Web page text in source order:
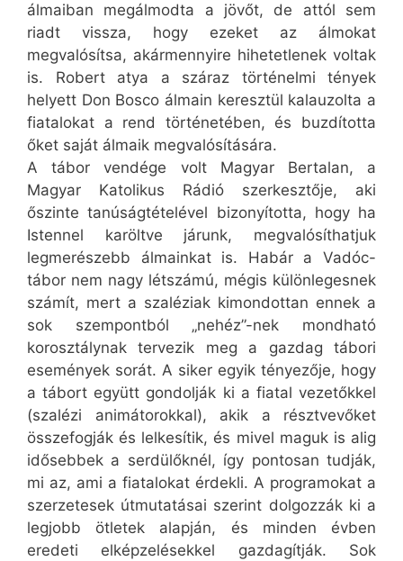
álmaiban megálmodta a jövőt, de attól sem
riadt vissza, hogy ezeket az álmokat
megvalósítsa, akármennyire hihetetlenek voltak
is. Robert atya a száraz történelmi tények
helyett Don Bosco álmain keresztül kalauzolta a
fiatalokat a rend történetében, és buzdította
őket saját álmaik megvalósítására.
A tábor vendége volt Magyar Bertalan, a
Magyar Katolikus Rádió szerkesztője, aki
őszinte tanúságtételével bizonyította, hogy ha
Istennel karöltve járunk, megvalósíthatjuk
legmerészebb álmainkat is. Habár a Vadóc-
tábor nem nagy létszámú, mégis különlegesnek
számít, mert a szaléziak kimondottan ennek a
sok szempontból „nehéz”-nek mondható
korosztálynak tervezik meg a gazdag tábori
események sorát. A siker egyik tényezője, hogy
a tábort együtt gondolják ki a fiatal vezetőkkel
(szalézi animátorokkal), akik a résztvevőket
összefogják és lelkesítik, és mivel maguk is alig
idősebbek a serdülőknél, így pontosan tudják,
mi az, ami a fiatalokat érdekli. A programokat a
szerzetesek útmutatásai szerint dolgozzák ki a
legjobb ötletek alapján, és minden évben
eredeti elképzelésekkel gazdagítják. Sok